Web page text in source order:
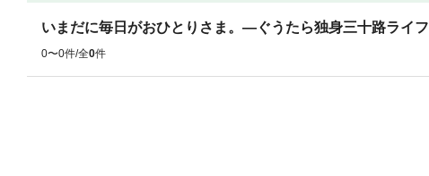
いまだに毎日がおひとりさま。―ぐうたら独身三十路ライフ
0〜0件/全0件